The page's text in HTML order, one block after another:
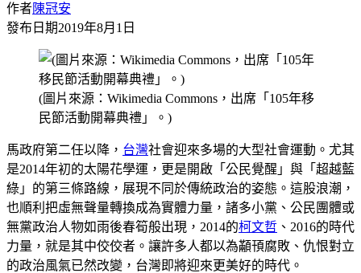
作者陳冠安
發布日期2019年8月1日
(圖片來源：Wikimedia Commons，出席「105年移
民節活動開幕典禮」。)
馬政府第二任以降， 台灣社會迎來多場的大型社會運動。尤其
是2014年初的太陽花學運，更是開啟「公民覺醒」與「超越藍
綠」的第三條路線，展現不同於傳統政治的姿態。這股浪潮，
也順利把虛無聲量轉換成為實體力量，諸多小黨、公民團體或
無黨政治人物如雨後春筍般出現，2014的柯文哲 、2016的時代
力量，就是其中佼佼者。讓許多人都以為顢頇腐敗、仇恨對立
的政治風氣已然改變，台灣即將迎來更美好的時代。